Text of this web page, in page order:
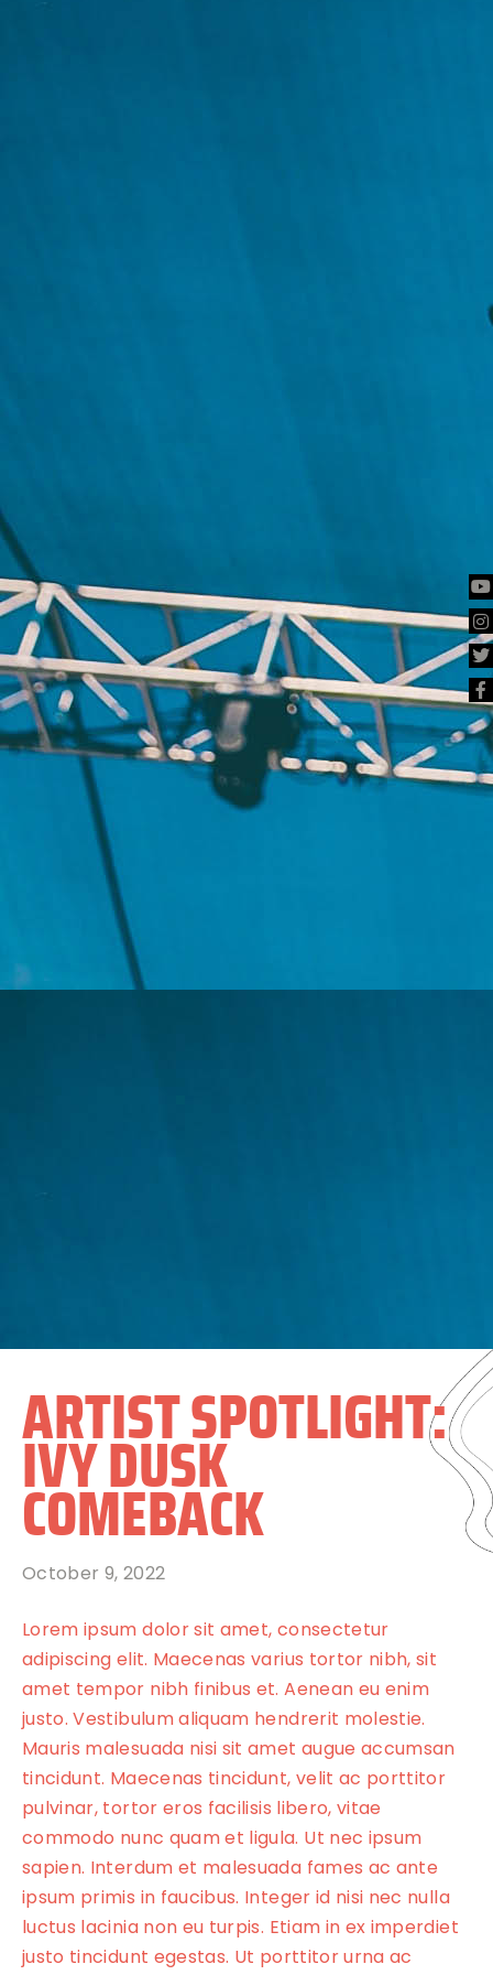
ARTIST SPOTLIGHT:
IVY DUSK
COMEBACK
October 9, 2022
Lorem ipsum dolor sit amet, consectetur
adipiscing elit. Maecenas varius tortor nibh, sit
amet tempor nibh finibus et. Aenean eu enim
justo. Vestibulum aliquam hendrerit molestie.
Mauris malesuada nisi sit amet augue accumsan
tincidunt. Maecenas tincidunt, velit ac porttitor
pulvinar, tortor eros facilisis libero, vitae
commodo nunc quam et ligula. Ut nec ipsum
sapien. Interdum et malesuada fames ac ante
ipsum primis in faucibus. Integer id nisi nec nulla
luctus lacinia non eu turpis. Etiam in ex imperdiet
justo tincidunt egestas. Ut porttitor urna ac